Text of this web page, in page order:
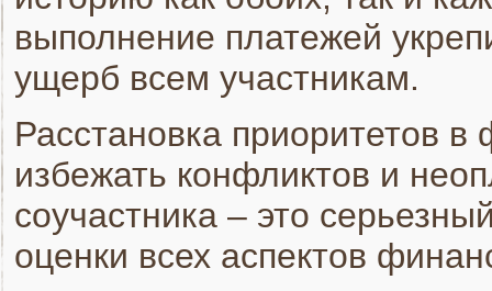
выполнение платежей
ущерб всем участникам.
Расстановка приоритетов
избежать конфликтов и
соучастника – это
оценки всех аспектов